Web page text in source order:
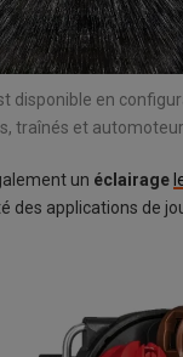
disponible en
traînés et
un éclairage
des applications de